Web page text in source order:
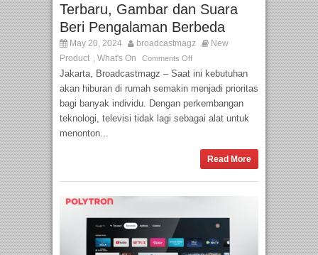
Terbaru, Gambar dan Suara
Beri Pengalaman Berbeda
May 20, 2024 broadcastmagz
New
Product
What's On Comments Off
Jakarta, Broadcastmagz – Saat ini kebutuhan
akan hiburan di rumah semakin menjadi prioritas
bagi banyak individu. Dengan perkembangan
teknologi, televisi tidak lagi sebagai alat untuk
menonton...
Read More